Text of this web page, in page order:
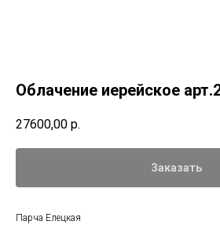
Облачение иерейское
27600,00 р.
Заказать
Парча Елецкая